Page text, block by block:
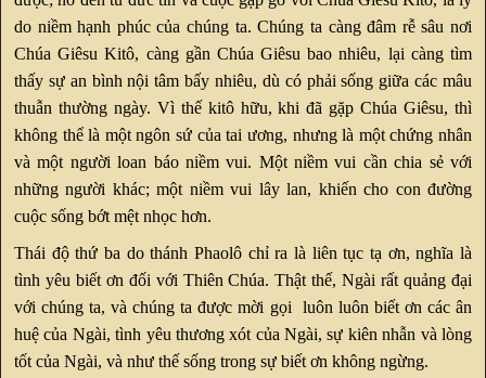
do niềm hạnh phúc của chúng ta. Chúng ta càng đâm rễ sâu nơi
Chúa Giêsu Kitô, càng gần Chúa Giêsu bao nhiêu, lại càng tìm
thấy sự an bình nội tâm bấy nhiêu, dù có phải sống giữa các mâu
thuẫn thường ngày. Vì thế kitô hữu, khi đã gặp Chúa Giêsu, thì
không thể là một ngôn sứ của tai ương, nhưng là một chứng nhân
và một người loan báo niềm vui. Một niềm vui cần chia sẻ với
những người khác; một niềm vui lây lan, khiến cho con đường
cuộc sống bớt mệt nhọc hơn.
Thái độ thứ ba do thánh Phaolô chỉ ra là liên tục tạ ơn, nghĩa là
tình yêu biết ơn đối với Thiên Chúa. Thật thế, Ngài rất quảng đại
với chúng ta, và chúng ta được mời gọi luôn luôn biết ơn các ân
huệ của Ngài, tình yêu thương xót của Ngài, sự kiên nhẫn và lòng
tốt của Ngài, và như thế sống trong sự biết ơn không ngừng.